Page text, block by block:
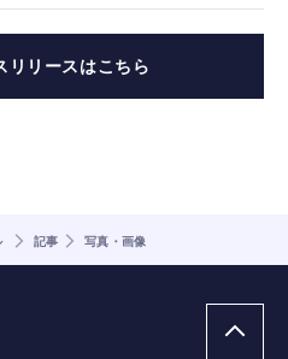
リリースはこちら
記事 写真・画像